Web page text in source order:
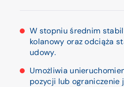
W stopniu średnim
kolanowy oraz odciąża
udowy.
Umożliwia
pozycji lub ograniczenie